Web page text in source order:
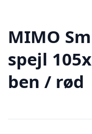
MIMO
spejl
ben / rød